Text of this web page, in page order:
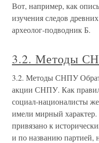
Вот, например, как
изучения следов
археолог-подводник Б.
3.2. Методы
3.2. Методы СНПУ
акции СНПУ. Как
социал-националисты
имели мирный
привязано к
и по названию партией,